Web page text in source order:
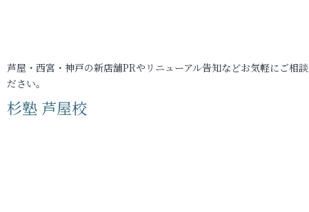
芦屋・西宮・神戸の新店舗PRやリニューアル告知などお気軽にご相
ださい。
杉塾 芦屋校